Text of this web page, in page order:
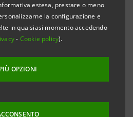
estesa, prestare o meno
la configurazione e
in qualsiasi momento accedendo
- Cookie policy).
PIÙ OPZIONI
di 13 milioni di euro
Mediocredito Italiano